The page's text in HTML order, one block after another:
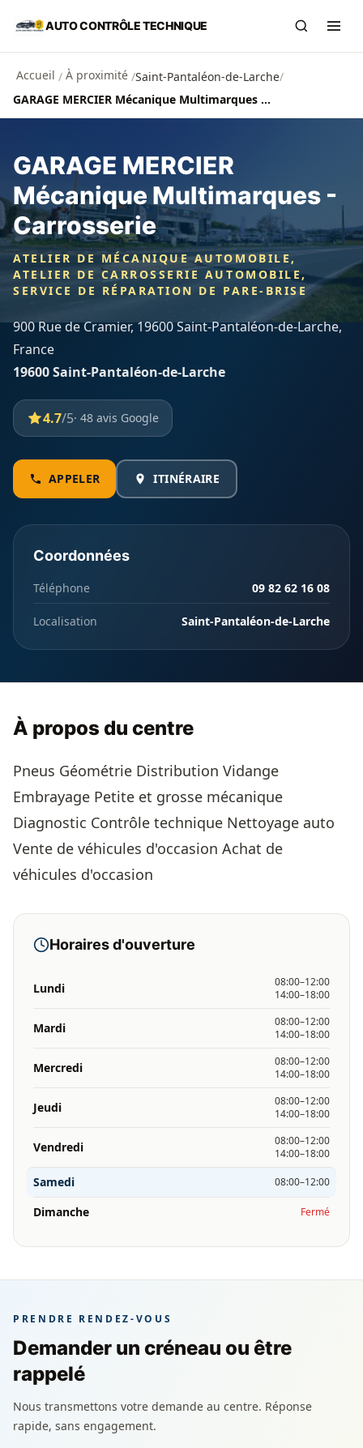
Aller au contenu principal
AUTO CONTRÔLE TECHNIQUE
Accueil / À proximité /Saint-Pantaléon-de-Larche/
GARAGE MERCIER Mécanique Multimarques - Carrosserie
GARAGE MERCIER
Mécanique Multimarques -
Carrosserie
ATELIER DE MÉCANIQUE AUTOMOBILE,
ATELIER DE CARROSSERIE AUTOMOBILE,
SERVICE DE RÉPARATION DE PARE-BRISE
900 Rue de Cramier, 19600 Saint-Pantaléon-de-Larche,
France
19600 Saint-Pantaléon-de-Larche
4.7/5· 48 avis Google
APPELER ITINÉRAIRE
Coordonnées
Téléphone 09 82 62 16 08
Localisation Saint-Pantaléon-de-Larche
À propos du centre
Pneus Géométrie Distribution Vidange
Embrayage Petite et grosse mécanique
Diagnostic Contrôle technique Nettoyage auto
Vente de véhicules d'occasion Achat de
véhicules d'occasion
Horaires d'ouverture
Lundi
08:00–12:00
14:00–18:00
Mardi
08:00–12:00
14:00–18:00
Mercredi
08:00–12:00
14:00–18:00
Jeudi
08:00–12:00
14:00–18:00
Vendredi
08:00–12:00
14:00–18:00
Samedi 08:00–12:00
Dimanche Fermé
PRENDRE RENDEZ-VOUS
Demander un créneau ou être
rappelé
Nous transmettons votre demande au centre. Réponse
rapide, sans engagement.